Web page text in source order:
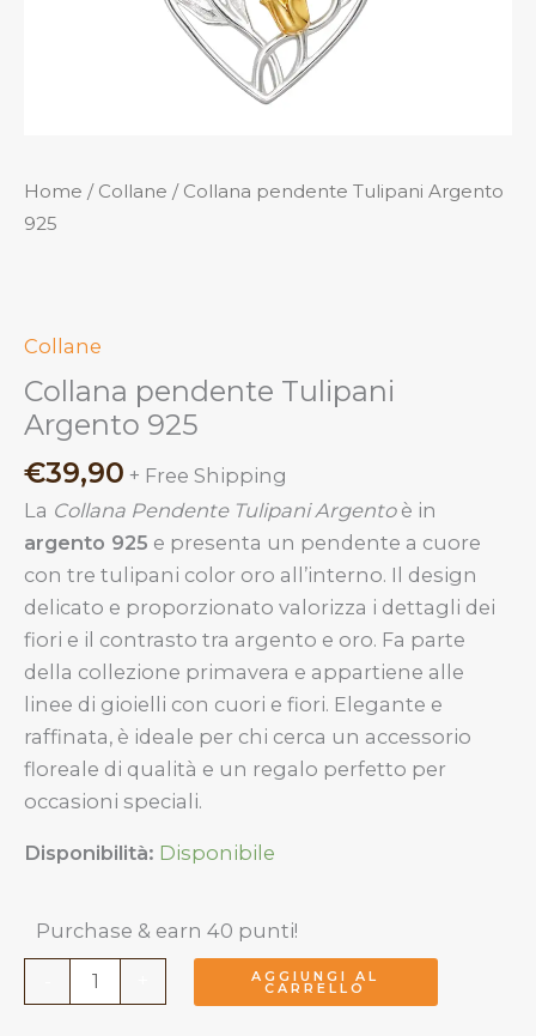
Home / Collane / Collana pendente Tulipani Argento
925
Collane
Collana pendente Tulipani
Argento 925
€39,90 + Free Shipping
La Collana Pendente Tulipani Argentoè in
argento 925 e presenta un pendente a cuore
con tre tulipani color oro all’interno. Il design
delicato e proporzionato valorizza i dettagli dei
fiori e il contrasto tra argento e oro. Fa parte
della collezione primavera e appartiene alle
linee di gioielli con cuori e fiori. Elegante e
raffinata, è ideale per chi cerca un accessorio
floreale di qualità e un regalo perfetto per
occasioni speciali.
Disponibilità: Disponibile
Purchase & earn 40 punti!
Collana
pendente
AGGIUNGI AL
CARRELLO